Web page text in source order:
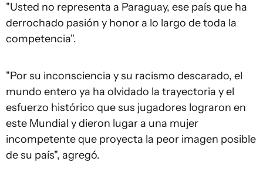
"Usted no representa a Paraguay, ese país que ha
derrochado pasión y honor a lo largo de toda la
competencia".
"Por su inconsciencia y su racismo descarado, el
mundo entero ya ha olvidado la trayectoria y el
esfuerzo histórico que sus jugadores lograron en
este Mundial y dieron lugar a una mujer
incompetente que proyecta la peor imagen posible
de su país", agregó.